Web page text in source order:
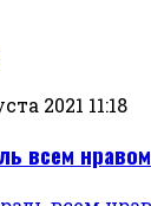
2021 11:18
всем нравом